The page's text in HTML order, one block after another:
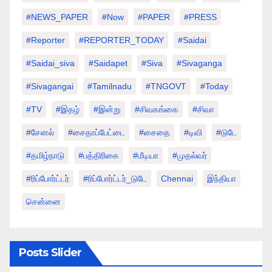
#NEWS_PAPER #Now #PAPER #PRESS
#Reporter #REPORTER_TODAY #saidai
#saidai_siva #saidapet #Siva #Sivaganga
#sivagangai #tamilnadu #TNGOVT #today
#TV #இதழ் #இன்று #சிவகங்கை #சிவா
#சேனல் #சைதாப்பேட்டை #சைதை #டிவி #டுடே
#தமிழ்நாடு #பத்திரிகை #மீடியா #முதல்வர்
#ரிப்போர்ட்டர் #ரிப்போர்ட்டர்_டுடே Chennai இந்தியா
சென்னை
Posts Slider